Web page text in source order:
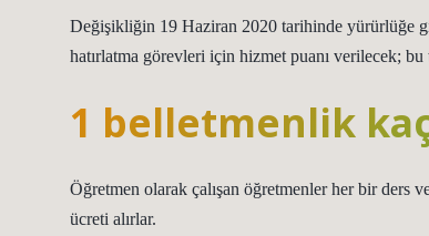
Değişikliğin 19 Haziran 2020 tarihinde yürürlüğe
hatırlatma görevleri için hizmet puanı verilecek;
1 belletmenlik
Öğretmen olarak çalışan öğretmenler her bir ders
ücreti alırlar.